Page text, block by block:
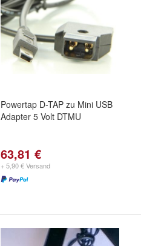
Powertap D-TAP zu Mini USB
Adapter 5 Volt DTMU
63,81 €
+ 5,90 € Versand